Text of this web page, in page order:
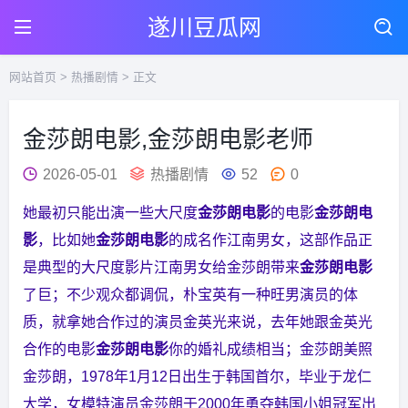
遂川豆瓜网
网站首页 > 热播剧情 > 正文
金莎朗电影,金莎朗电影老师
2026-05-01 热播剧情 52 0
她最初只能出演一些大尺度金莎朗电影的电影金莎朗电
影，比如她金莎朗电影的成名作江南男女，这部作品正
是典型的大尺度影片江南男女给金莎朗带来金莎朗电影
了巨；不少观众都调侃，朴宝英有一种旺男演员的体
质，就拿她合作过的演员金英光来说，去年她跟金英光
合作的电影金莎朗电影你的婚礼成绩相当；金莎朗美照
金莎朗，1978年1月12日出生于韩国首尔，毕业于龙仁
大学，女模特演员金莎朗于2000年勇夺韩国小姐冠军出